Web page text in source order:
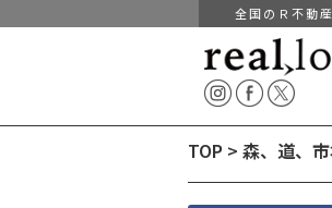
全国のＲ不
TOP > 森、道、